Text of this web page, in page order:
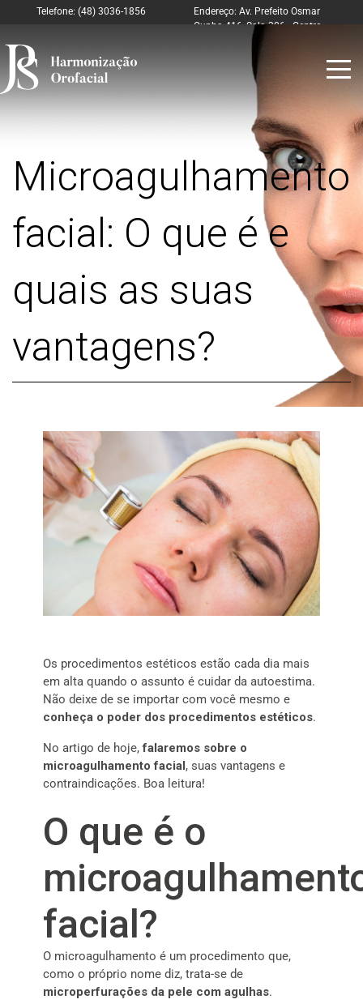
Telefone: (48) 3036-1856
Endereço: Av. Prefeito Osmar
Cunha 416, Sala 306 - Centro
Florianópolis – SC
Microagulhamento
facial: O que é e
quais as suas
vantagens?
Os procedimentos estéticos estão cada dia mais
em alta quando o assunto é cuidar da autoestima.
Não deixe de se importar com você mesmo e
conheça o poder dos procedimentos estéticos.
No artigo de hoje,falaremos sobre o
microagulhamento facial, suas vantagens e
contraindicações. Boa leitura!
O que é o
facial?
O microagulhamento é um procedimento que,
como o próprio nome diz, trata-se de
microperfurações da pele com agulhas.